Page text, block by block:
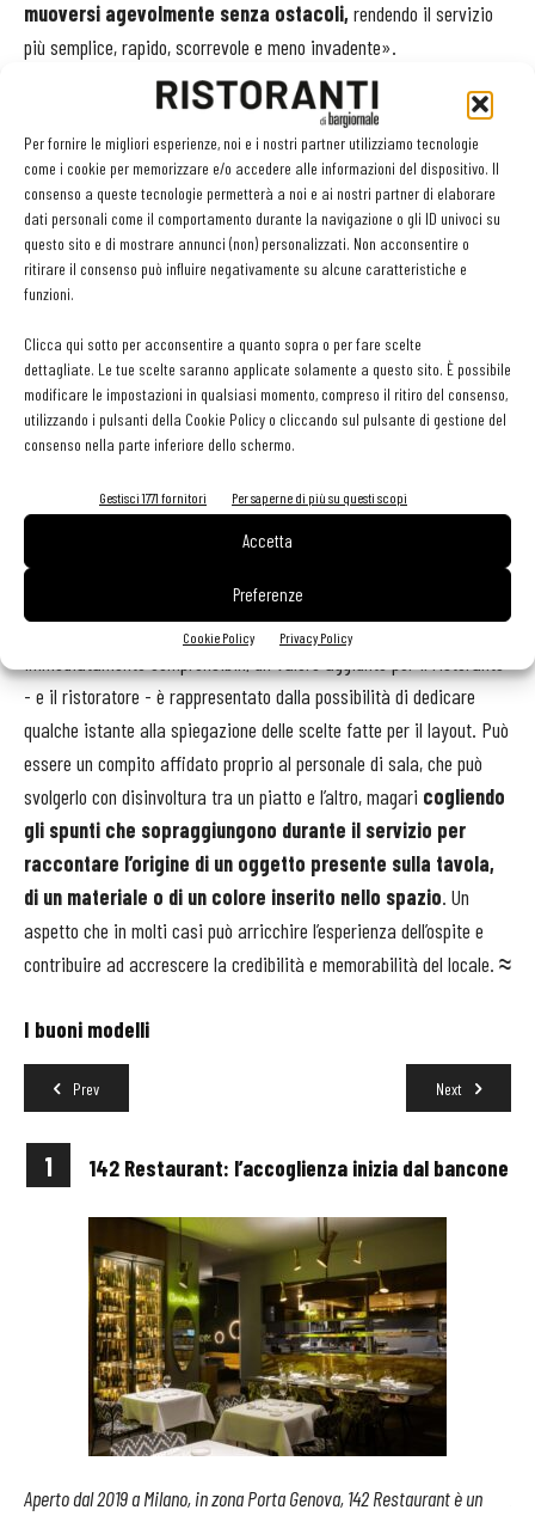
Per fornire le migliori esperienze, noi e i nostri partner utilizziamo tecnologie
come i cookie per memorizzare e/o accedere alle informazioni del dispositivo. Il
consenso a queste tecnologie permetterà a noi e ai nostri partner di elaborare
dati personali come il comportamento durante la navigazione o gli ID univoci su
questo sito e di mostrare annunci (non) personalizzati. Non acconsentire o
ritirare il consenso può influire negativamente su alcune caratteristiche e
funzioni.
Clicca qui sotto per acconsentire a quanto sopra o per fare scelte
dettagliate. Le tue scelte saranno applicate solamente a questo sito. È possibile
modificare le impostazioni in qualsiasi momento, compreso il ritiro del consenso,
utilizzando i pulsanti della Cookie Policy o cliccando sul pulsante di gestione del
consenso nella parte inferiore dello schermo.
Gestisci 1771 fornitori Per saperne di più su questi scopi
Accetta
Preferenze
Cookie Policy Privacy Policy
muoversi agevolmente senza ostacoli,rendendo il servizio
più semplice, rapido, scorrevole e meno invadente».
Nel caso - sempre più frequente - dei ristoranti progettati con
cucina a vista, l’attenzione per gli aspetti pratico-estetici rivolti
alla sala devono inoltre essere riportati anche nello spazio in cui il
cibo viene effettivamente trasformato in ricette, e che deve
risultare non solo funzionale ma anche visivamente apprezzabile.
«Quando la cucina diventa parte integrante della sala, si
l’attenzione degli avventori: vedere la brigata all’opera non è solo
una garanzia di trasparenza e qualità di ciò che arriverà a tavola,
bensì un vero e proprio spettacolo, che richiede la giusta
scenografia».
La sala si può raccontare
Se l’atmosfera è qualcosa di impalpabile, che si percepisce in modo
istintivo e inconscio, tuttavia nel caso di allestimenti particolari, in
cui compaiono oggetti insoliti o soluzioni di design non
- e il ristoratore - è rappresentato dalla possibilità di dedicare
qualche istante alla spiegazione delle scelte fatte per il layout. Può
essere un compito affidato proprio al personale di sala, che può
svolgerlo con disinvoltura tra un piatto e l’altro, magari cogliendo
gli spunti che sopraggiungono durante il servizio per
raccontare l’origine di un oggetto presente sulla tavola,
di un materiale o di un colore inserito nello spazio. Un
aspetto che in molti casi può arricchire l’esperienza dell’ospite e
contribuire ad accrescere la credibilità e memorabilità del locale. ≈
I buoni modelli
Prev Next
1 142 Restaurant: l’accoglienza inizia dal bancone
Aperto dal 2019 a Milano, in zona Porta Genova, 142 Restaurant è un